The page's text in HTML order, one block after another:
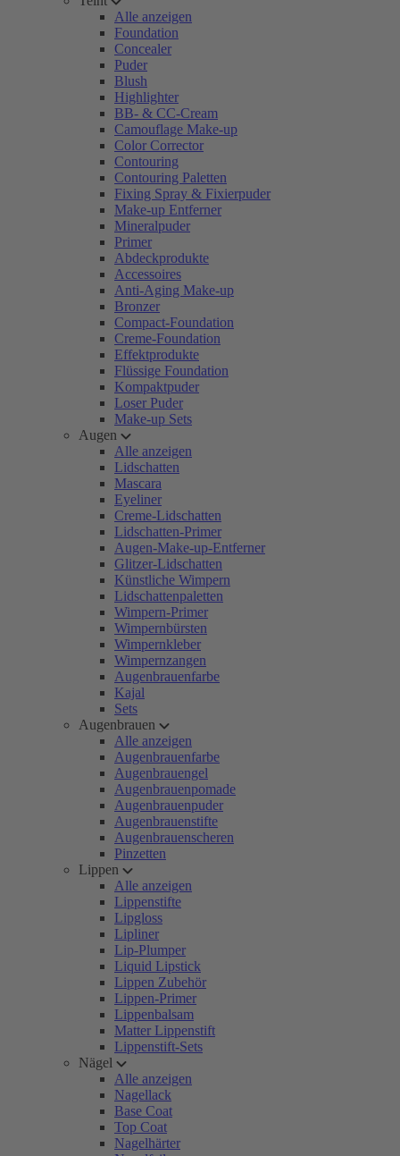
Alle anzeigen
Foundation
Concealer
Puder
Blush
Highlighter
BB- & CC-Cream
Camouflage Make-up
Color Corrector
Contouring
Contouring Paletten
Fixing Spray & Fixierpuder
Make-up Entferner
Mineralpuder
Primer
Abdeckprodukte
Accessoires
Anti-Aging Make-up
Bronzer
Compact-Foundation
Creme-Foundation
Effektprodukte
Flüssige Foundation
Kompaktpuder
Loser Puder
Make-up Sets
Augen
Alle anzeigen
Lidschatten
Mascara
Eyeliner
Creme-Lidschatten
Lidschatten-Primer
Augen-Make-up-Entferner
Glitzer-Lidschatten
Künstliche Wimpern
Lidschattenpaletten
Wimpern-Primer
Wimpernbürsten
Wimpernkleber
Wimpernzangen
Augenbrauenfarbe
Kajal
Sets
Augenbrauen
Alle anzeigen
Augenbrauenfarbe
Augenbrauengel
Augenbrauenpomade
Augenbrauenpuder
Augenbrauenstifte
Augenbrauenscheren
Pinzetten
Lippen
Alle anzeigen
Lippenstifte
Lipgloss
Lipliner
Lip-Plumper
Liquid Lipstick
Lippen Zubehör
Lippen-Primer
Lippenbalsam
Matter Lippenstift
Lippenstift-Sets
Nägel
Alle anzeigen
Nagellack
Base Coat
Top Coat
Nagelhärter